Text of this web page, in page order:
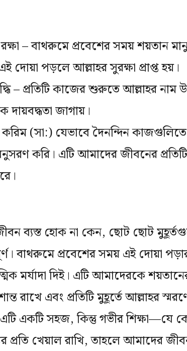
– বাথরুমে প্রবেশের সময় শয়তান
দোয়া পড়লে আল্লাহর সুরক্ষা প্রাপ্ত হয়।
– প্রতিটি কাজের শুরুতে আল্লাহর নাম
দায়বদ্ধতা জাগায়।
(সা:) যেভাবে দৈনন্দিন
করি। এটি আমাদের জীবনের
ব্যস্ত হোক না কেন, ছোট ছোট
বাথরুমে প্রবেশের সময় এই দোয়া
মর্যাদা দিই। এটি আমাদেরকে
রাখে এবং প্রতিটি মুহূর্তে আল্লাহর
একটি সহজ, কিন্তু গভীর
প্রতি খেয়াল রাখি, তাহলে আমাদের